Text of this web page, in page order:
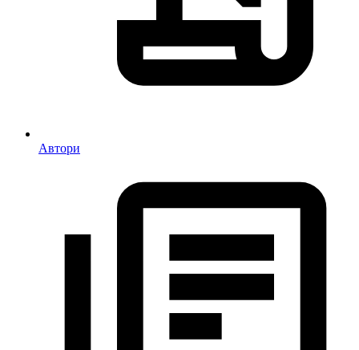
Автори